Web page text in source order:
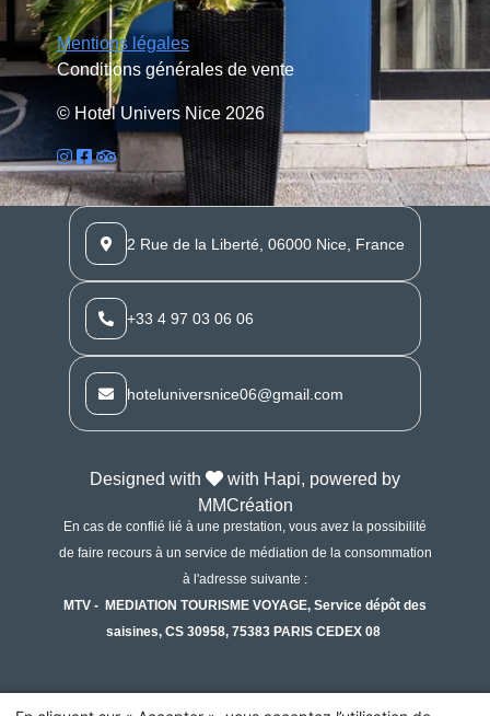
Mentions légales
Conditions générales de vente
© Hotel Univers Nice 2026
2 Rue de la Liberté, 06000 Nice, France
+33 4 97 03 06 06
hoteluniversnice06@gmail.com
Designed with
with Hapi, powered by
MMCréation
En cas de conflié lié à une prestation, vous avez la possibilité
de faire recours à un service de médiation de la consommation
à l'adresse suivante :
MTV - MEDIATION TOURISME VOYAGE, Service dépôt des
saisines, CS 30958, 75383 PARIS CEDEX 08